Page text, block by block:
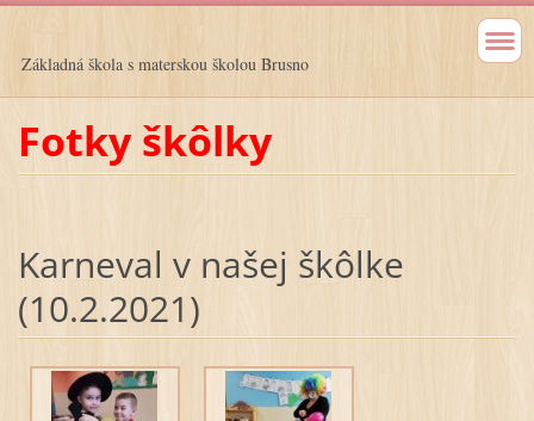
Základná škola s materskou školou Brusno
Fotky škôlky
Karneval v našej škôlke
(10.2.2021)